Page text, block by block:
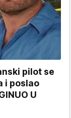
pilot se
i poslao
U